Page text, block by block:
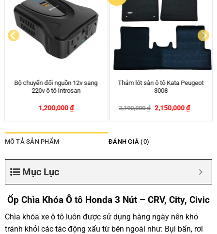
Tấm chắn nắng xe ô tô – che
nắng kính lái – mẫu 1 (0,7m
99,000₫
Thảm lót sàn ô tô Kata Mazda2
2,190,000₫ 2,150,000₫
MÔ TẢ SẢN PHẨM ĐÁNH GIÁ (0)
Mục Lục
Ốp Chìa Khóa Ô tô Honda 3 Nút – CRV, City, Civic
Chìa khóa xe ô tô luôn được sử dụng hàng ngày nên khó
tránh khỏi các tác động xấu từ bên ngoài như: Bụi bẩn, rơi